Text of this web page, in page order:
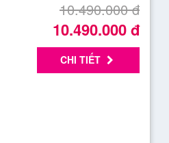
10.490.000đ
10.490.000đ
CHI TIẾT